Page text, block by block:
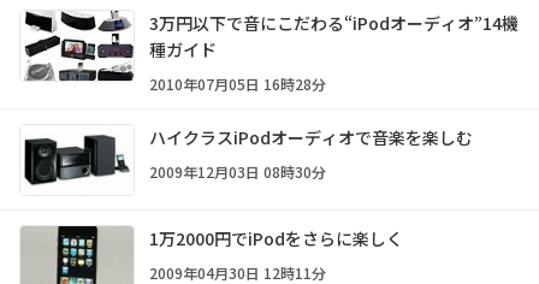
3万円以下で音にこだわる“iPodオーディオ”14機
種ガイド
2010年07月05日 16時28分
ハイクラスiPodオーディオで音楽を楽しむ
2009年12月03日 08時30分
1万2000円でiPodをさらに楽しく
2009年04月30日 12時11分